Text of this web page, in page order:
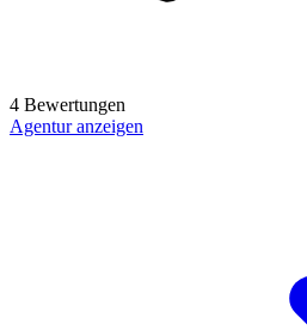
4 Bewertungen
Agentur anzeigen